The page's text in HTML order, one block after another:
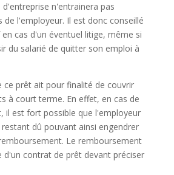
n'entrainera pas
l'employeur. Il est donc conseillé
cas d'un éventuel litige, même si
du salarié de quitter son emploi à
ce prêt ait pour finalité de couvrir
à court terme. En effet, en cas de
il est fort possible que l'employeur
dû pouvant ainsi engendrer
Le remboursement
d'un contrat de prêt devant préciser